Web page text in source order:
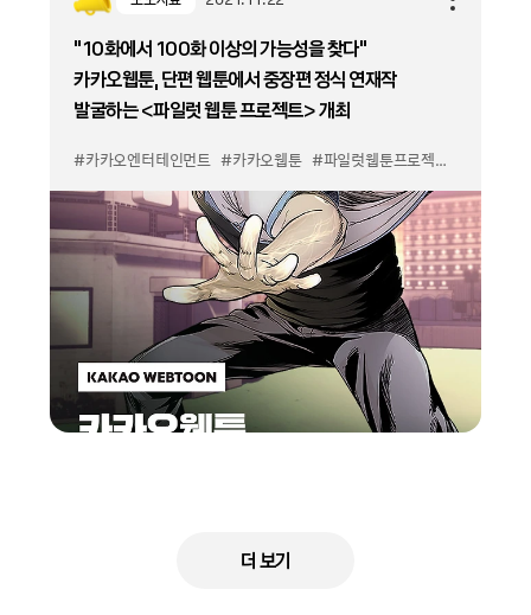
“10화에서 100화 이상의 가능성을 찾다”
카카오웹툰, 단편 웹툰에서 중장편 정식 연재작
발굴하는 <파일럿 웹툰 프로젝트> 개최
#카카오엔터테인먼트 #카카오웹툰 #파일럿웹툰프로젝트
더 보기